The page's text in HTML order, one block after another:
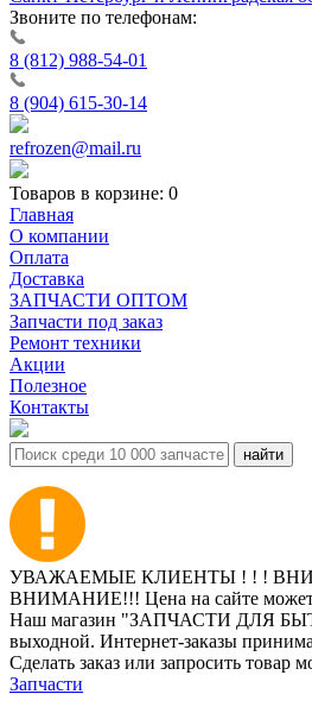
Звоните по телефонам:
8 (812) 988-54-01
8 (904) 615-30-14
refrozen@mail.ru
Товаров в корзине: 0
Главная
О компании
Оплата
Доставка
ЗАПЧАСТИ ОПТОМ
Запчасти под заказ
Ремонт техники
Акции
Полезное
Контакты
УВАЖАЕМЫЕ КЛИЕНТЫ ! ! !
ВНИМАНИЕ!!! Цена на сайте может
Наш магазин "ЗАПЧАСТИ ДЛЯ
выходной. Интернет-заказы
Сделать заказ или запросить
Запчасти